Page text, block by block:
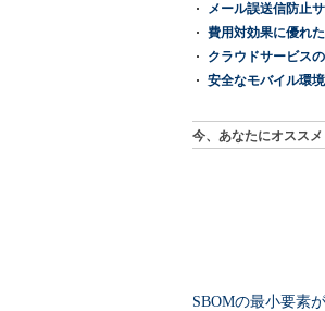
メール誤送信防止
費用対効果に優れ
クラウドサービス
安全なモバイル環
今、あなたにオススメ
SBOMの最小要素